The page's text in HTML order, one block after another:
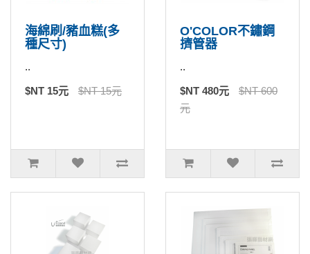
海綿刷/豬血糕(多
種尺寸)
..
$NT 15元 $NT 15元
O'COLOR不鏽鋼
擠管器
..
$NT 480元
$NT 600
元